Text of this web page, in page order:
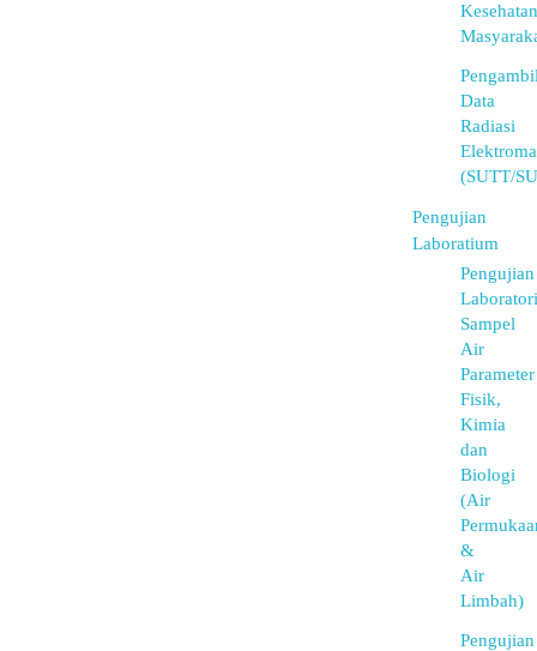
Kesehatan
Data
Radiasi
(SUTT/
Pengujian
Laboratium
Pengujian
Sampel
Air
Parameter
Fisik,
Kimia
dan
Biologi
(Air
&
Air
Limbah)
Pengujian